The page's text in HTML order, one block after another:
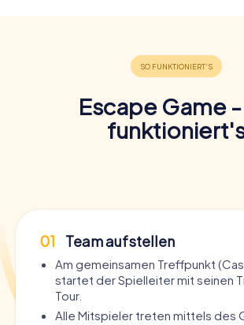
Escape Game
01 Team aufstellen
Am gemeinsamen Treffpunkt
startet der Spielleiter mit seinen
Tour.
Alle Mitspieler treten mittels des